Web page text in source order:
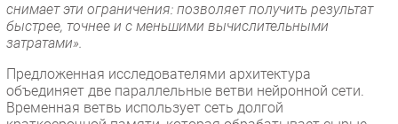
снимает эти ограничения: позволяет получить результат
быстрее, точнее и с меньшими вычислительными
затратами».
Предложенная исследователями архитектура
объединяет две параллельные ветви нейронной сети.
Временная ветвь использует сеть долгой